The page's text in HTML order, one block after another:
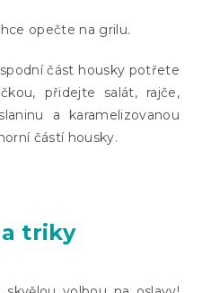
opečte na grilu.
část housky potřete
přidejte salát, rajče,
a karamelizovanou
částí housky.
triky